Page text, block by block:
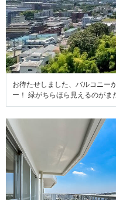
お待たせしました、バルコニー
ー！ 緑がちらほら見えるのがま